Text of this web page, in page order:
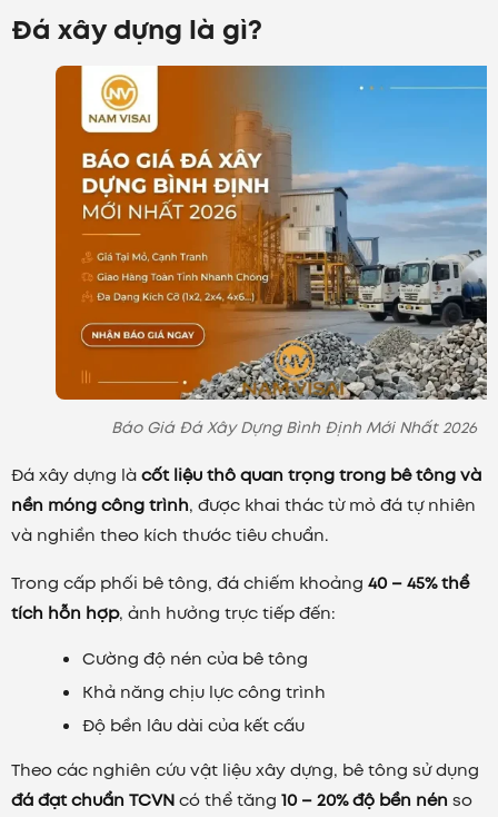
Đá xây dựng là gì?
Báo Giá Đá Xây Dựng Bình Định Mới Nhất 2026
Đá xây dựng làcốt liệu thô quan trọng trong bê tông và
nền móng công trình, được khai thác từ mỏ đá tự nhiên
và nghiền theo kích thước tiêu chuẩn.
Trong cấp phối bê tông, đá chiếm khoảng 40 – 45% thể
tích hỗn hợp, ảnh hưởng trực tiếp đến:
Cường độ nén của bê tông
Khả năng chịu lực công trình
Độ bền lâu dài của kết cấu
Theo các nghiên cứu vật liệu xây dựng, bê tông sử dụng
đá đạt chuẩn TCVNcó thể tăng 10 – 20% độ bền nén so